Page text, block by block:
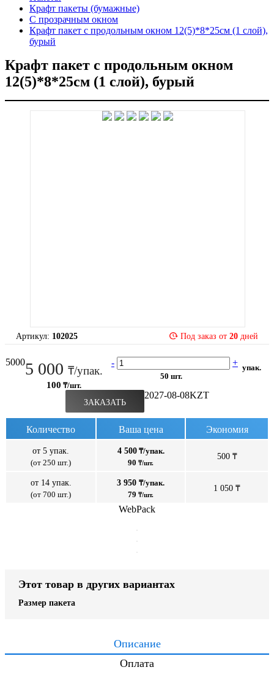
Крафт пакеты (бумажные)
С прозрачным окном
Крафт пакет с продольным окном 12(5)*8*25см (1 слой),
бурый
Крафт пакет с продольным окном
12(5)*8*25см (1 слой), бурый
Артикул: 102025 Под заказ от 20 дней
50005 000 ₸/упак.
100 ₸/шт.
- +
50 шт.
упак.
ЗАКАЗАТЬ
2027-08-08KZT
Количество Ваша цена Экономия
от 5 упак.
(от 250 шт.)
4 500₸/упак.
90 ₸/шт.
500 ₸
от 14 упак.
(от 700 шт.)
3 950 ₸/упак.
79 ₸/шт.
1 050 ₸
WebPack
Этот товар в других вариантах
Размер пакета
Описание
Оплата